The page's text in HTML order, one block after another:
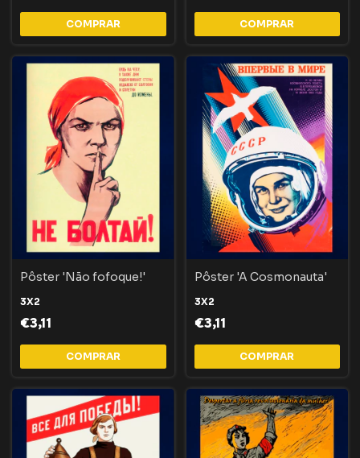
COMPRAR COMPRAR
Pôster 'Não fofoque!'
3X2
€3,11
COMPRAR
Pôster 'A Cosmonauta'
3X2
€3,11
COMPRAR